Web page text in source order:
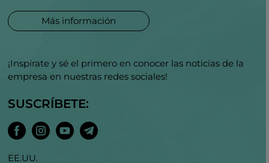
Más información
¡Inspírate y sé el primero en conocer las noticias de la
empresa en nuestras redes sociales!
SUSCRÍBETE:
EE.UU.